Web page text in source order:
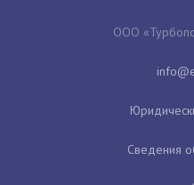
ООО
Сведения